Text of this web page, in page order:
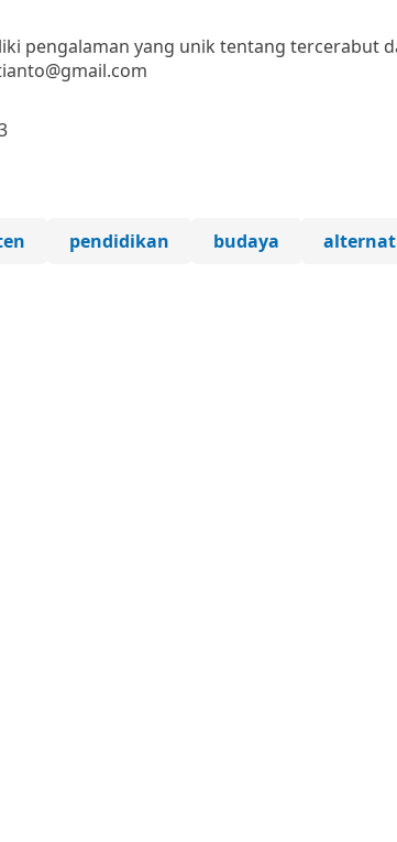
pengalaman yang unik tentang tercerabut
pendidikan budaya